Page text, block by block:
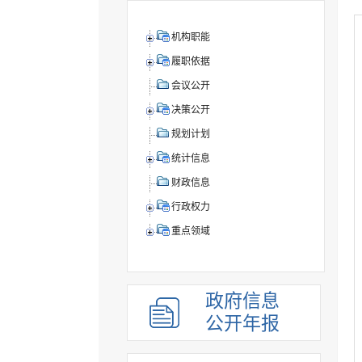
机构职能
履职依据
会议公开
决策公开
规划计划
统计信息
财政信息
行政权力
重点领域
政府信息
公开年报